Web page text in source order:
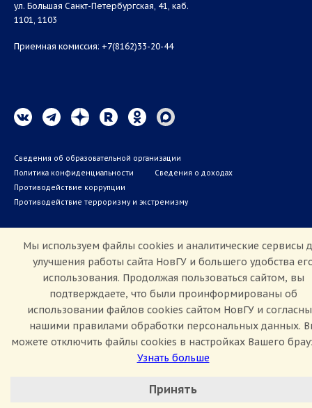
ул. Большая Санкт-Петербургская, 41, каб.
1101, 1103
Приемная комиссия: +7(8162)33-20-44
Сведения об образовательной организации
Политика конфиденциальности
Сведения о доходах
Противодействие коррупции
Противодействие терроризму и экстремизму
Мы используем файлы cookies и аналитические сервисы
улучшения работы сайта НовГУ и большего удобства
использования. Продолжая пользоваться сайтом, вы
подтверждаете, что были проинформированы об
использовании файлов cookies сайтом НовГУ и
нашими правилами обработки персональных данных.
можете отключить файлы cookies в настройках Вашего
Узнать больше
Минимальные
Принять